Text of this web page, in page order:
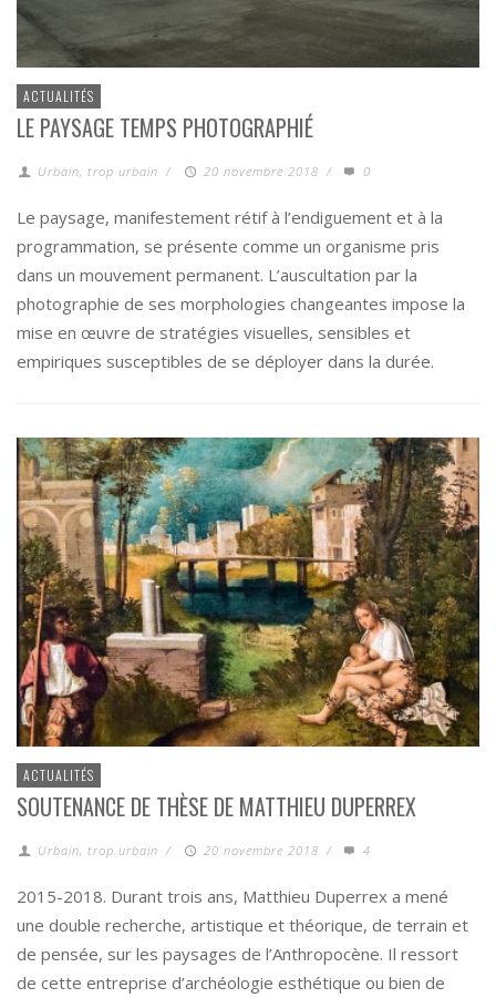
ACTUALITÉS
LE PAYSAGE TEMPS PHOTOGRAPHIÉ
Urbain, trop urbain / 20 novembre 2018 / 0
Le paysage, manifestement rétif à l’endiguement et à la
programmation, se présente comme un organisme pris
dans un mouvement permanent. L’auscultation par la
photographie de ses morphologies changeantes impose la
mise en œuvre de stratégies visuelles, sensibles et
empiriques susceptibles de se déployer dans la durée.
ACTUALITÉS
SOUTENANCE DE THÈSE DE MATTHIEU DUPERREX
Urbain, trop urbain / 20 novembre 2018 / 4
2015-2018. Durant trois ans, Matthieu Duperrex a mené
une double recherche, artistique et théorique, de terrain et
de pensée, sur les paysages de l’Anthropocène. Il ressort
de cette entreprise d’archéologie esthétique ou bien de